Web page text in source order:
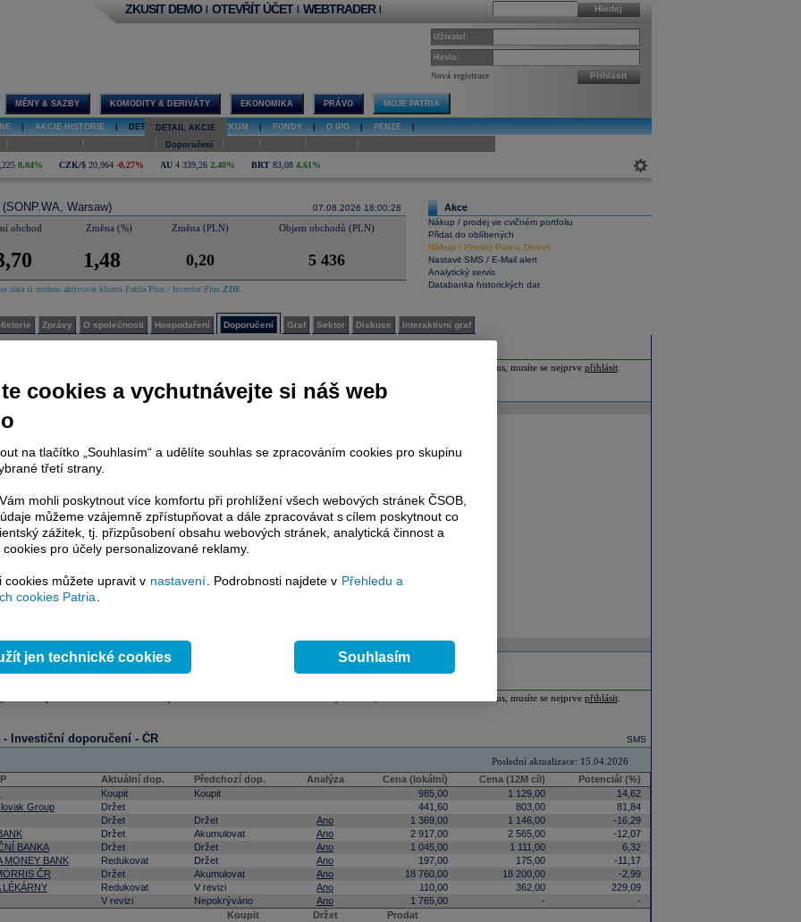
Hledej
ZKUSIT DEMO | OTEVŘÍT ÚČET | WEBTRADER |
Uživatel:
Heslo:
Nová registrace Přihlásit
MĚNY & SAZBY KOMODITY & DERIVÁTY EKONOMIKA PRÁVO MOJE PATRIA
AKCIE HISTORIE DETAIL AKCIE | VÝZKUM FONDY O IPO PENZE
DETAIL AKCIE
Doporučení
0,04% CZK/$ 20,964 -0,27% AU 4 339,26 2,40% BRT 83,08 4,61%
07.08.2026 18:00:28
(SONP.WA, Warsaw)
obchod Změna (%) Změna (PLN) Objem obchodů (PLN)
1,48 0,20 5 436
data si mohou aktivovat klienti Patria Plus / Investor Plus ZDE
Akce
Nákup / prodej ve cvičném portfoliu
Přidat do oblíbených
Nákup/ Prodej Patria Direct
Nastavit SMS / E-Mail alert
Analytický servis
Databanka historických dat
Zprávy O společnosti Hospodaření Doporučení Graf Sektor Diskuse Interaktivní graf
je součástí placeného informačního zdroje Patria Plus nebo Investor Plus. Pokud jste klienty Patria Plus nebo Investor Plus, musíte se nejprve přihlásit.
je součástí placeného informačního zdroje Patria Plus nebo Investor Plus. Pokud jste klienty Patria Plus nebo Investor Plus, musíte se nejprve přihlásit.
SMS
- Investiční doporučení - ČR
Poslední aktualizace: 15.04.2026
Aktuální dop. Předchozí dop. Analýza Cena (lokální) Cena (12M cíl)
Potenciál (%)
Koupit Koupit 985,00 1 129,00
14,62
Group
Držet 441,60 803,00
81,84
Držet Držet Ano 1 369,00 1 146,00
-16,29
Držet Akumulovat Ano 2 917,00 2 565,00
-12,07
BANKA
Držet Držet Ano 1 045,00 1 111,00
6,32
MONEY BANK
Redukovat Držet Ano 197,00 175,00
-11,17
ČR
Držet Akumulovat Ano 18 760,00 18 200,00
-2,99
LÉKÁRNY
Redukovat V revizi Ano 110,00 362,00
229,09
V revizi Nepokrýváno Ano 1 765,00 -
-
Koupit
Držet
Prodat
cookies a vychutnávejte si náš web
na tlačítko „Souhlasím“ a udělíte souhlas se zpracováním cookies pro skupinu
třetí strany.
mohli poskytnout více komfortu při prohlížení všech webových stránek ČSOB,
můžeme vzájemně zpřístupňovat a dále zpracovávat s cílem poskytnout co
zážitek, tj. přizpůsobení obsahu webových stránek, analytická činnost a
pro účely personalizované reklamy.
cookies můžete upravit v nastavení . Podrobnosti najdete v Přehledu a
cookies Patria
jen technické cookies Souhlasím